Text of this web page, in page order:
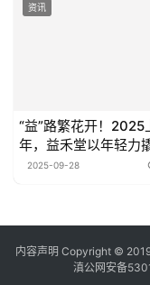
资讯
“益”路繁花开！2025
年，益禾堂以年轻力
饮新增长
2025-09-28
内容声明 Copyright ©
滇公网安备